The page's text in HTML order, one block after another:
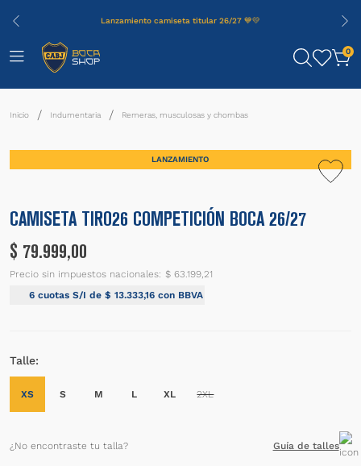
Lanzamiento camiseta titular 26/27 💙💛
0
Indumentaria Remeras, musculosas y chombas
LANZAMIENTO
CAMISETA TIRO26 COMPETICIÓN BOCA 26/27
$ 79.999,00
Precio sin impuestos nacionales: $ 63.199,21
6 cuotas S/I de$ 13.333,16 con BBVA
Talle
XS S M L XL 2XL
¿No encontraste tu talla? Guía de talles